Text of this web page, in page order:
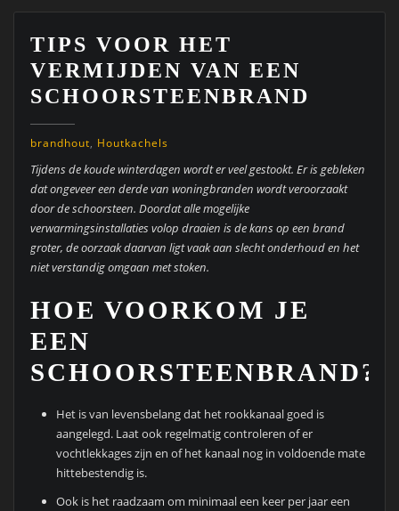
TIPS VOOR HET
VERMIJDEN VAN EEN
SCHOORSTEENBRAND
brandhout, Houtkachels
Tijdens de koude winterdagen wordt er veel gestookt. Er is gebleken
dat ongeveer een derde van woningbranden wordt veroorzaakt
door de schoorsteen. Doordat alle mogelijke
verwarmingsinstallaties volop draaien is de kans op een brand
groter, de oorzaak daarvan ligt vaak aan slecht onderhoud en het
niet verstandig omgaan met stoken.
HOE VOORKOM JE
EEN
SCHOORSTEENBRAND?
Het is van levensbelang dat het rookkanaal goed is
aangelegd. Laat ook regelmatig controleren of er
vochtlekkages zijn en of het kanaal nog in voldoende mate
hittebestendig is.
Ook is het raadzaam om minimaal een keer per jaar een